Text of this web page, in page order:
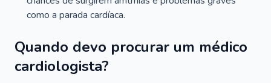
como a parada cardíaca.
Quando devo procurar um médico
cardiologista?